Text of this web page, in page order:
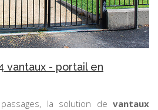
vantaux - portail en
la solution de vantaux